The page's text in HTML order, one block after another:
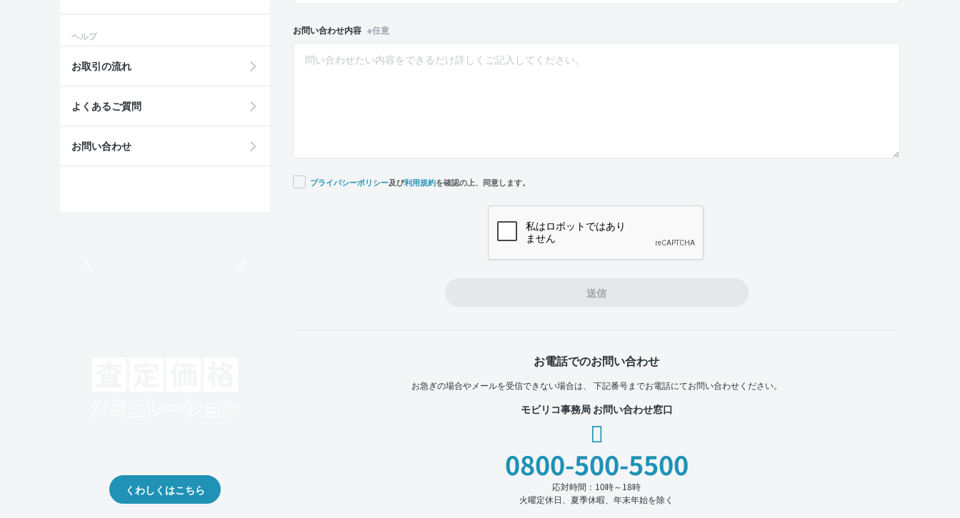
お問い合わせ内容 ※任意
プライバシーポリシー及び利用規約を確認の上、同意します。
送信
お電話でのお問い合わせ
お急ぎの場合やメールを受信できない場合は、 下記番号までお電話にてお問い合わせください。
モビリコ事務局 お問い合わせ窓口
0800-500-5500
応対時間：10時～18時
火曜定休日、夏季休暇、年末年始を除く
ヘルプ
お取引の流れ
よくあるご質問
お問い合わせ
くわしくはこちら